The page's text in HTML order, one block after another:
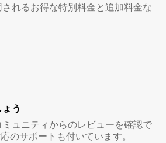
れるお得な特別料金と追加料金な
う
ュニティからのレビューを確認で
のサポートも付いています。